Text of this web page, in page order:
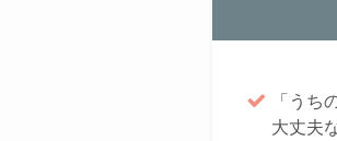
「う
大丈夫